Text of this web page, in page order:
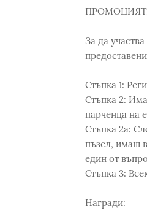
За да
Стъпка 1:
Стъпка 2:
парченца на
Стъпка 2а:
пъзел, имаш
един от
Стъпка 3:
Награди: